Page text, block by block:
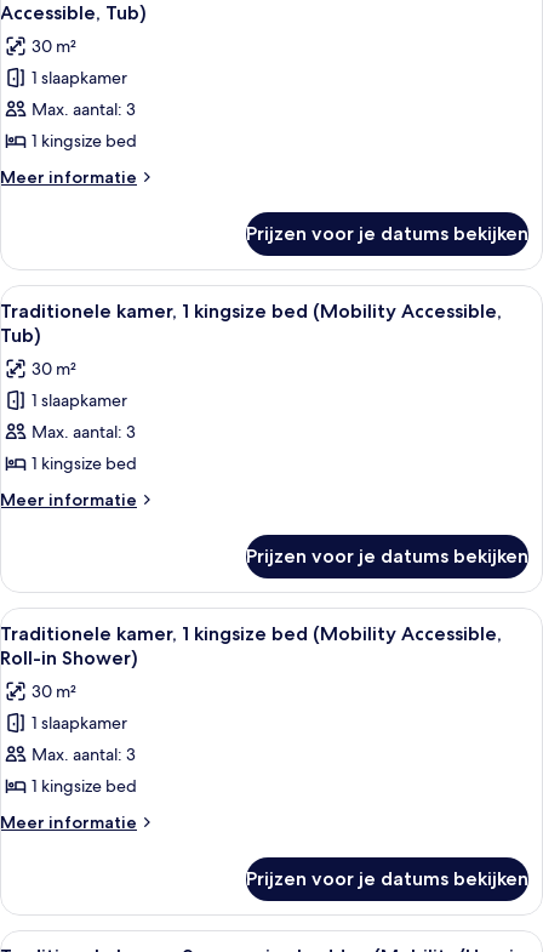
Roll-
in
Shower)
laden
bed,
op
de
stad
(Mobility
Accessible,
in
voor
Traditionele
kamer,
1
kingsize
bed
Tub)
laden
Accessible, Tub)
30 m²
1 slaapkamer
Max. aantal: 3
1 kingsize bed
Meer informatie
Meer
kamer,
kingsize
bed
(Mobility/Hearing
Accessible,
Tub)
Prijzen voor je datums bekijken
Alle
foto's
voor
Traditionele
kamer,
1
kingsize
bed
Tub)
laden
Een moderne hotelkamer met een
3
Traditionele kamer, 1 kingsize bed (Mobility Accessible,
Tub)
30 m²
1 slaapkamer
Max. aantal: 3
1 kingsize bed
Meer informatie
Meer
kamer,
kingsize
bed
Accessible,
Tub)
Prijzen voor je datums bekijken
Alle
foto's
voor
Traditionele
kamer,
1
kingsize
bed
Roll-
in
Een moderne hotelkamer met een
3
Traditionele kamer, 1 kingsize bed (Mobility Accessible,
Roll-in Shower)
30 m²
1 slaapkamer
Max. aantal: 3
1 kingsize bed
Meer informatie
Meer
kamer,
Prijzen voor je datums bekijken
Alle
Een hotelkamer met een bed, een